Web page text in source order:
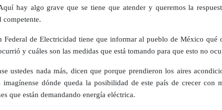
hay algo grave que se tiene que atender y queremos la
competente.
Federal de Electricidad tiene que informar al pueblo de México qué
y cuáles son las medidas que está tomando para que esto no
ustedes nada más, dicen que porque prendieron los aires
imagínense dónde queda la posibilidad de este país de crecer con
que están demandando energía eléctrica.